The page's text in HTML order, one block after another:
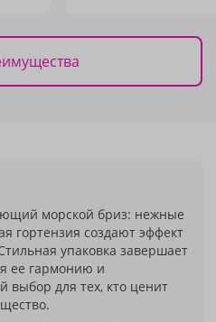
морской бриз: нежные
гортензия создают эффект
упаковка завершает
ее гармонию и
выбор для тех, кто ценит